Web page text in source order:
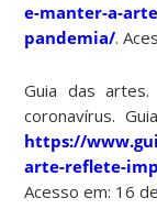
e-manter-a-
pandemia/.
Guia das
coronavírus.
https://
arte-reflete-
Acesso em: 16